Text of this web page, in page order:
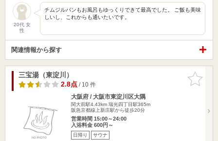
20代 女
性
チムジルバンもお風呂もゆっくりできて最高でした。 ご飯も美味
しいし、これからも通いたいです。
関連情報から探す
お気に入
りに追加
三宝湯（東淀川）
2.8点/ 10 件
大阪府 / 大阪市東淀川区大隅
関大前駅4.43km 瑞光四丁目駅365m
阪急京都線上新庄駅から徒歩20分
営業時間 15:00～24:00
入浴料金 600円～
日帰り サウナ